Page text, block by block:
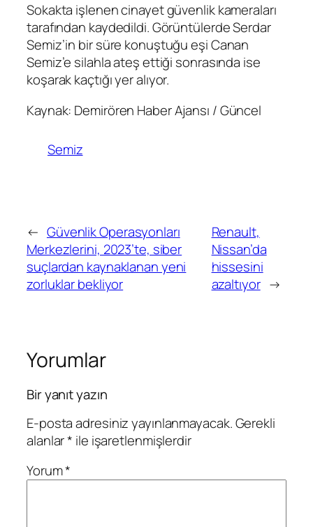
Sokakta işlenen cinayet güvenlik kameraları
tarafından kaydedildi. Görüntülerde Serdar
Semiz’in bir süre konuştuğu eşi Canan
Semiz’e silahla ateş ettiği sonrasında ise
koşarak kaçtığı yer alıyor.
Kaynak: Demirören Haber Ajansı / Güncel
Semiz
← Güvenlik Operasyonları
Merkezlerini, 2023’te, siber
suçlardan kaynaklanan yeni
zorluklar bekliyor
Renault,
Nissan’da
hissesini
azaltıyor →
Yorumlar
Bir yanıt yazın
E-posta adresiniz yayınlanmayacak.Gerekli
alanlar* ile işaretlenmişlerdir
Yorum*